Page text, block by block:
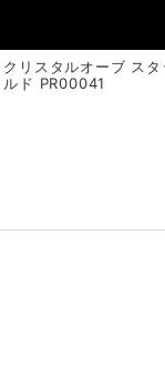
クリスタルオーブ ス
ルド PR00041